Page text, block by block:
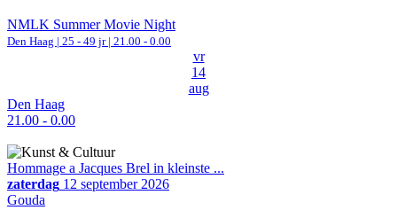
NMLK Summer Movie Night
Den Haag | 25 - 49 jr | 21.00 - 0.00
vr
14
aug
Den Haag
21.00 - 0.00
Hommage a Jacques Brel in kleinste ...
zaterdag 12 september 2026
Gouda